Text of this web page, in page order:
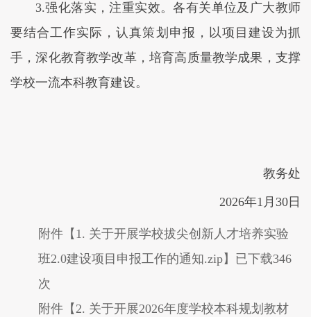
3.强化落实，注重实效。各有关单位及广大教师
要结合工作实际，认真策划申报，以项目建设为抓
手，深化教育教学改革，培育高质量教学成果，支撑
学校一流本科教育建设。
教务处
2026年1月30日
附件【 1. 关于开展学校拔尖创新人才培养实验
班2.0建设项目申报工作的通知.zip】已下载346
次
附件【2. 关于开展2026年度学校本科规划教材